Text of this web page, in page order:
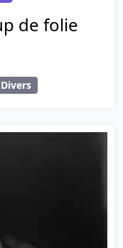
de folie
Divers